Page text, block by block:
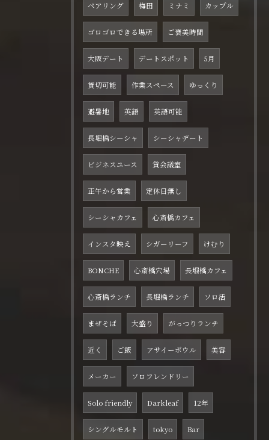
ペアリング 梅田 ミナミ カップル
ゴロゴロできる場所 ご褒美時間
大阪デート デートスポット 5月
貸切可能 作業スペース ゆっくり
避暑地 英語 英語可能
長堀橋シーシャ シーシャデート
ビジネスユース 貸会議室
正午から営業 定休日無し
シーシャカフェ 心斎橋カフェ
インスタ映え シガーリーフ けむり
BONCHE 心斎橋穴場 長堀橋カフェ
心斎橋ランチ 長堀橋ランチ ソロ活
まぜそば 大盛り がっつりランチ
近く ご飯 アサイーボウル 美容
メーカー ソロフレンドリー
Solo friendly Darkleaf 12年
シングルモルト tokyo Bar